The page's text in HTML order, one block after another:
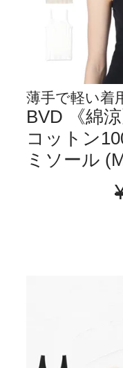
薄手で軽い着
BVD 《綿
コットン
ミソール